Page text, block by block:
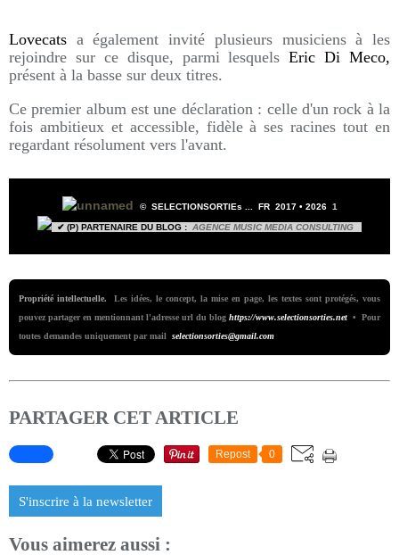
Lovecats a également invité plusieurs musiciens à les
rejoindre sur ce disque, parmi lesquelsEric Di Meco,
présent à la basse sur deux titres.
Ce premier album est une déclaration : celle d'un rock à la
fois ambitieux et accessible, fidèle à ses racines tout en
regardant résolument vers l'avant.
© SELECTIONSORTIEs ... FR 2017 • 2026 1
✔ (P) PARTENAIRE DU BLOG : AGENCE MUSIC MEDIA CONSULTING
Propriété intellectuelle.
Les idées, le concept, la mise en page, les textes sont protégés, vous
pouvez partager en mentionnant l'adresse url du blog https://www.selectionsorties.net • Pour
toutes demandes uniquement par mail
selectionsorties@gmail.com
PARTAGER CET ARTICLE
Repost 0
S'inscrire à la newsletter
Vous aimerez aussi :